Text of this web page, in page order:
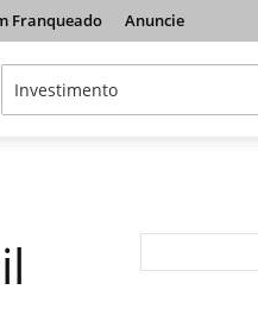
Franqueado Anuncie